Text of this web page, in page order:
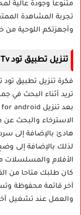
متنوعا وجودة عالية
تجربة المشاهدة
وأجهزتكم اللوحية من
تنزيل تطبيق تود Tod Tv مهكر
الاسترخاء والبحث
هادئ بالإضافة إلى
لذلك بالإضافة إلى
الأفلام والمسلسلات
آخر قائمة محفوظة
والعمل عند تشغيل آخر